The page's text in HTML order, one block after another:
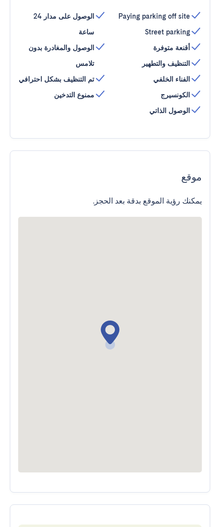
Paying parking off site
Street parking
أقنعة متوفرة
التنظيف والتطهير
الفناء الخلفي
الكونسيرج
الوصول الذاتي
الوصول على مدار 24
ساعة
الوصول والمغادرة بدون
تلامس
تم التنظيف بشكل احترافي
ممنوع التدخين
موقع
يمكنك رؤية الموقع بدقة بعد الحجز.